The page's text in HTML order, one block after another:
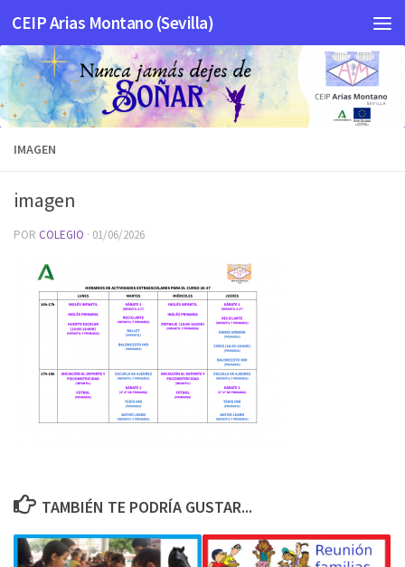
Saltar al contenido
CEIP Arias Montano (Sevilla)
IMAGEN
imagen
POR COLEGIO · 01/06/2026
TAMBIÉN TE PODRÍA GUSTAR...